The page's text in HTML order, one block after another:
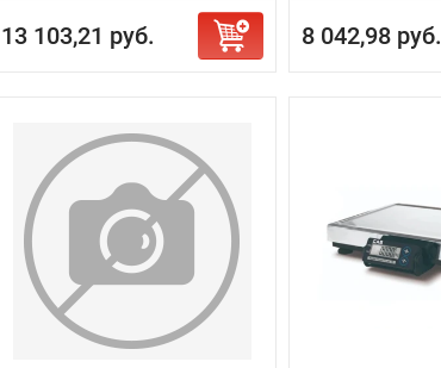
13 103,21 руб. 8 042,98 руб.